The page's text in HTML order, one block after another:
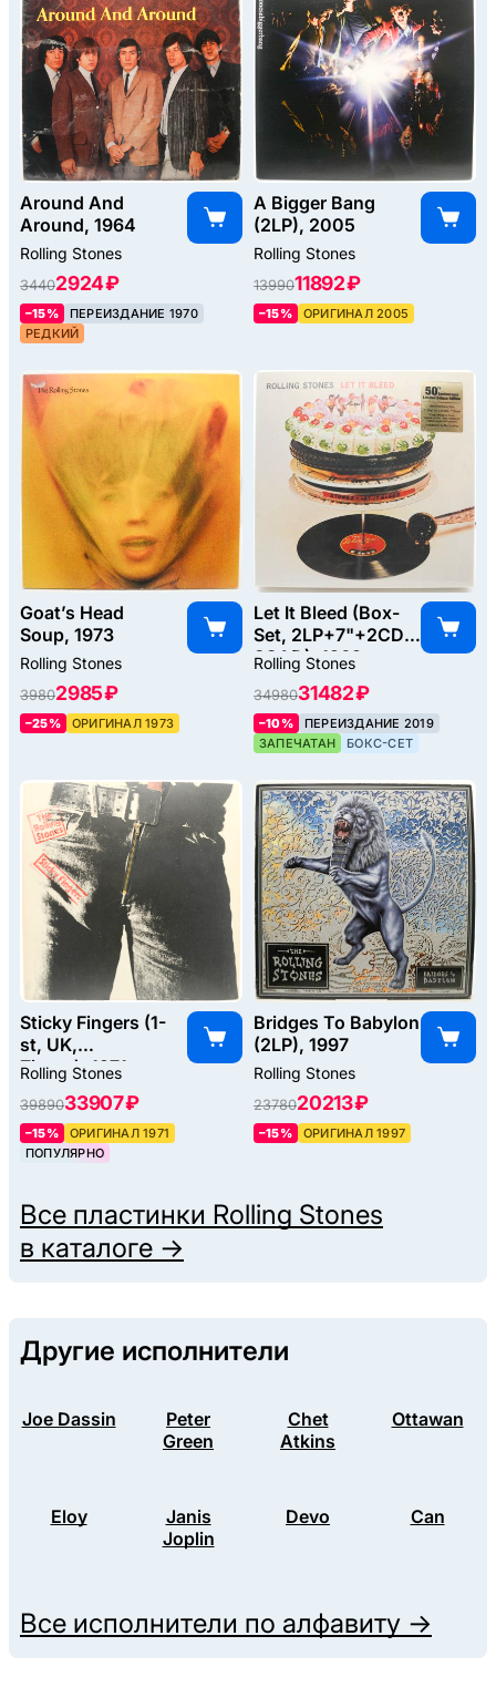
Around And
Around, 1964
Rolling Stones
34402924 ₽
–15%
ПЕРЕИЗДАНИЕ 1970
РЕДКИЙ
A Bigger Bang
(2LP), 2005
Rolling Stones
1399011892 ₽
–15% ОРИГИНАЛ 2005
Goat’s Head
Soup, 1973
Rolling Stones
39802985 ₽
–25% ОРИГИНАЛ 1973
Let It Bleed (Box-
Set, 2LP+7"+2CD-
SCAD), 1969
Rolling Stones
3498031482 ₽
–10%
ПЕРЕИЗДАНИЕ 2019
ЗАПЕЧАТАН
БОКС-СЕТ
Sticky Fingers (1-
st, UK,
Zipper), 1971
Rolling Stones
3989033907 ₽
–15%
ОРИГИНАЛ 1971
ПОПУЛЯРНО
Bridges To Babylon
(2LP), 1997
Rolling Stones
2378020213 ₽
–15% ОРИГИНАЛ 1997
Все пластинки Rolling Stones
в каталоге →
Другие исполнители
Joe Dassin
Peter
Green
Chet
Atkins
Ottawan
Eloy
Janis
Joplin
Devo Can
Все исполнители по алфавиту →